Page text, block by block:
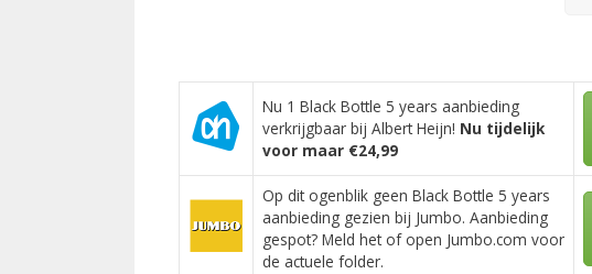
Nu 1 Black Bottle 5 years aanbieding
verkrijgbaar bij Albert Heijn! Nu tijdelijk
voor maar €24,99
Op dit ogenblik geen Black Bottle 5 years
aanbieding gezien bij Jumbo. Aanbieding
gespot? Meld het of open Jumbo.com voor
de actuele folder.